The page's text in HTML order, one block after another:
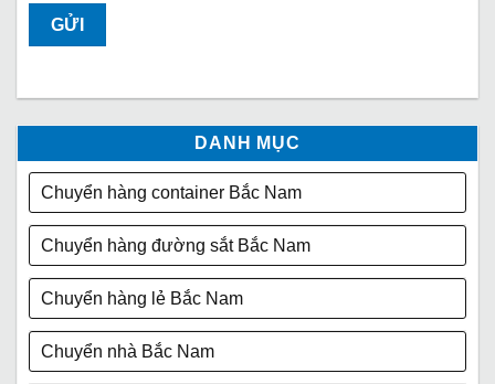
DANH MỤC
Chuyển hàng container Bắc Nam
Chuyển hàng đường sắt Bắc Nam
Chuyển hàng lẻ Bắc Nam
Chuyển nhà Bắc Nam